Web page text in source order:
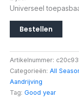
Universeel
Bestellen
Artikelnummer:
Categorieën: All
Aandrijving
Tag: Good year